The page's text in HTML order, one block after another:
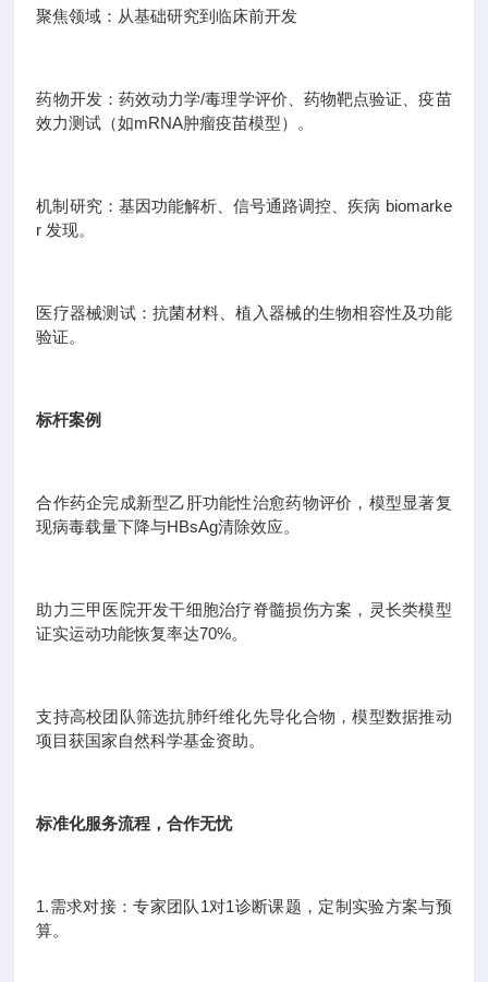
聚焦领域：从基础研究到临床前开发
药物开发：药效动力学/毒理学评价、药物靶点验证、疫苗
效力测试（如mRNA肿瘤疫苗模型）。
机制研究：基因功能解析、信号通路调控、疾病 biomarke
r 发现。
医疗器械测试：抗菌材料、植入器械的生物相容性及功能
验证。
标杆案例
合作药企完成新型乙肝功能性治愈药物评价，模型显著复
现病毒载量下降与HBsAg清除效应。
助力三甲医院开发干细胞治疗脊髓损伤方案，灵长类模型
证实运动功能恢复率达70%。
支持高校团队筛选抗肺纤维化先导化合物，模型数据推动
项目获国家自然科学基金资助。
标准化服务流程，合作无忧
1.需求对接：专家团队1对1诊断课题，定制实验方案与预
算。